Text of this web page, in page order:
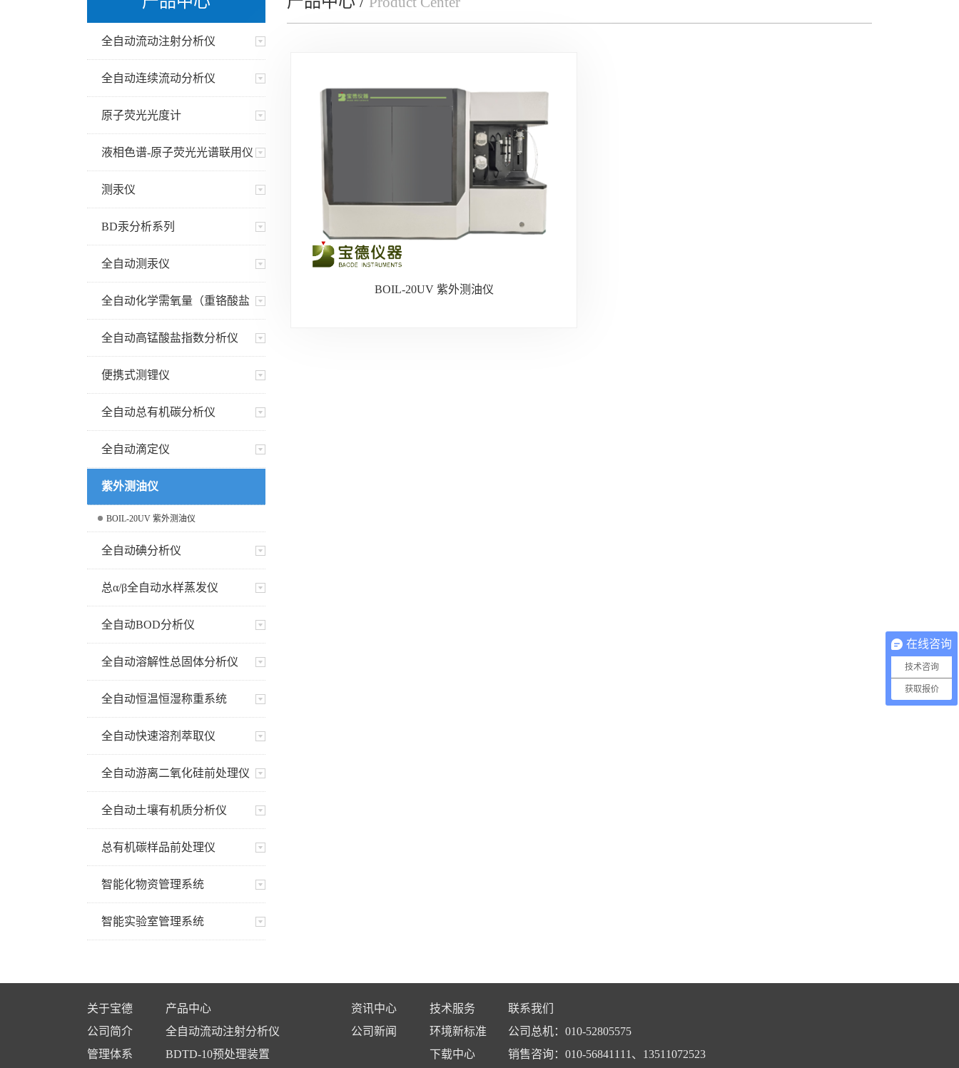
全自动流动注射分析仪
全自动连续流动分析仪
原子荧光光度计
液相色谱-原子荧光光谱联用仪
测汞仪
BD汞分析系列
全自动测汞仪
全自动化学需氧量（重铬酸盐
法）分析仪
全自动高锰酸盐指数分析仪
便携式测锂仪
全自动总有机碳分析仪
全自动滴定仪
紫外测油仪
BOIL-20UV 紫外测油仪
全自动碘分析仪
总α/β全自动水样蒸发仪
全自动BOD分析仪
全自动溶解性总固体分析仪
全自动恒温恒湿称重系统
全自动快速溶剂萃取仪
全自动游离二氧化硅前处理仪
全自动土壤有机质分析仪
总有机碳样品前处理仪
智能化物资管理系统
智能实验室管理系统
BOIL-20UV 紫外测油仪
关于宝德
公司简介
管理体系
产品中心
全自动流动注射分析仪
BDTD-10预处理装置
资讯中心
公司新闻
技术服务
环境新标准
下载中心
联系我们
公司总机：010-52805575
销售咨询：010-56841111、13511072523
在线咨询
技术咨询
获取报价